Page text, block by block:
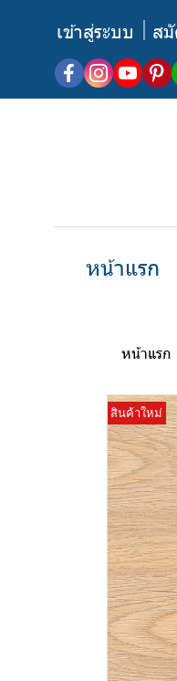
เข้าสู่ระบบ ส
หน้าแรก
หน้าแรก
สินค้าใหม่